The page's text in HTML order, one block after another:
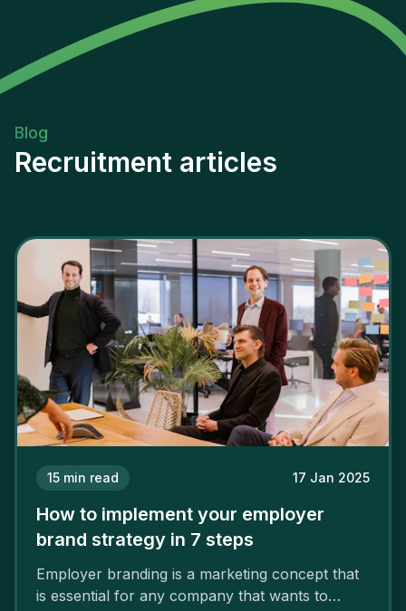
Blog
Recruitment articles
15 min read 17 Jan 2025
How to implement your employer
brand strategy in 7 steps
Employer branding is a marketing concept that
is essential for any company that wants to